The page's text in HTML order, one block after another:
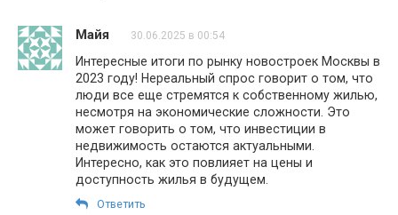
Майя 30.06.2025 в 00:54
Интересные итоги по рынку новостроек Москвы в
2023 году! Нереальный спрос говорит о том, что
люди все еще стремятся к собственному жилью,
несмотря на экономические сложности. Это
может говорить о том, что инвестиции в
недвижимость остаются актуальными.
Интересно, как это повлияет на цены и
доступность жилья в будущем.
Ответить